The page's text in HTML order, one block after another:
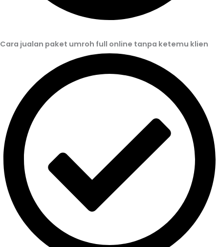
Cara jualan paket umroh full online tanpa ketemu klien